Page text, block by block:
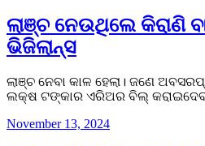
ଲାଞ୍ଚ ନେଉଥିଲେ କିରାଣି
ଭିଜିଲାନ୍ସ
ଲାଞ୍ଚ ନେବା କାଳ ହେଲା। ଜଣେ
ଲକ୍ଷ ଟଙ୍କାର ଏରିଅର ବିଲ୍
November 13, 2024